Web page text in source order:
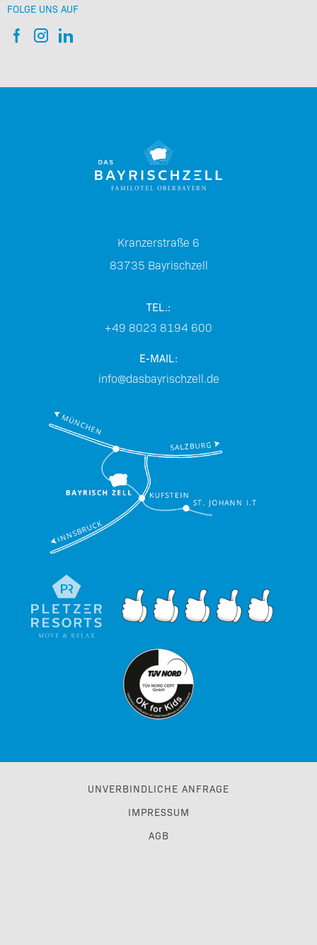
FOLGE UNS AUF
Kranzerstraße 6
83735 Bayrischzell
TEL.:
+49 8023 8194 600
E-MAIL:
info@dasbayrischzell.de
UNVERBINDLICHE ANFRAGE
IMPRESSUM
AGB